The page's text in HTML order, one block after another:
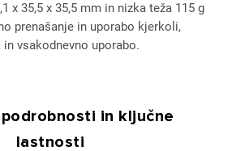
x 35,5 x 35,5 mm in nizka teža 115 g
prenašanje in uporabo kjerkoli,
vsakodnevno uporabo.
in ključne
lastnosti